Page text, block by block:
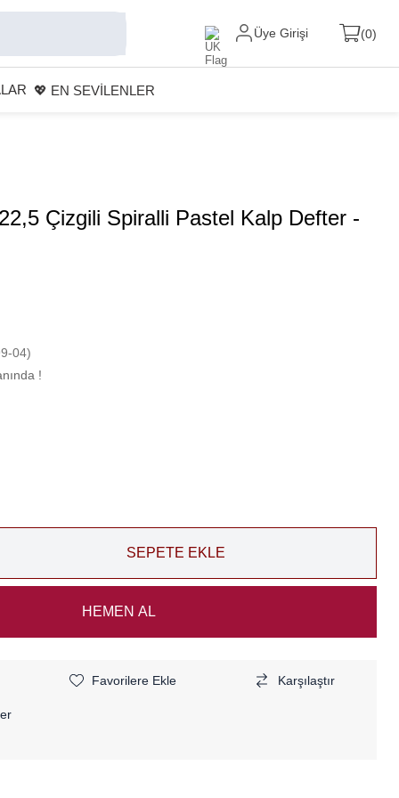
Üye Girişi 0
💖 EN SEVİLENLER
Çizgili Spiralli Pastel Kalp Defter -
04)
!
Favorilere Ekle Karşılaştır